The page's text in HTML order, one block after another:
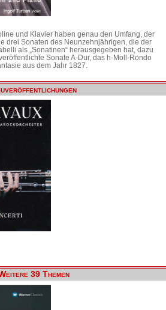
und Klavier haben genau den Umfang, der
drei Sonaten des Neunzehnjährigen, die der
als „Sonatinen“ herausgegeben hat, dazu
Sonate A-Dur, das h-Moll-Rondo
aus dem Jahr 1827.
39 Themen